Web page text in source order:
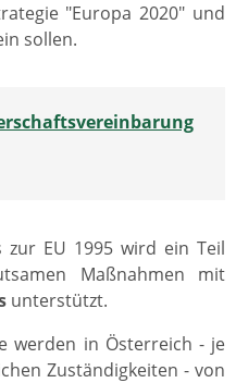
"Europa 2020" und
sollen.
EU 1995 wird ein Teil
Maßnahmen mit
unterstützt.
werden in Österreich - je
Zuständigkeiten - von